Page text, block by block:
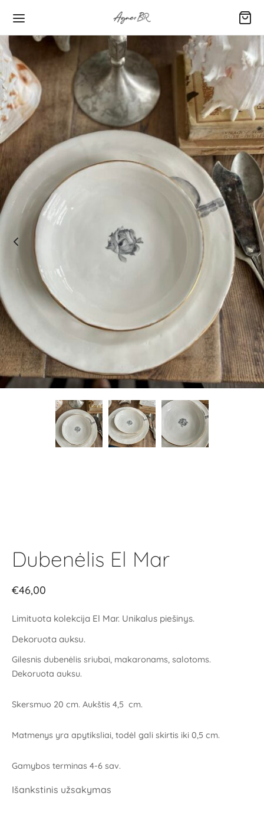
Dubenėlis El Mar
€46,00
Limituota kolekcija El Mar. Unikalus piešinys.
Dekoruota auksu.
Gilesnis dubenėlis sriubai, makaronams, salotoms.
Dekoruota auksu.
Skersmuo 20 cm. Aukštis 4,5 cm.
Matmenys yra apytiksliai, todėl gali skirtis iki 0,5 cm.
Gamybos terminas 4-6 sav.
Išankstinis užsakymas